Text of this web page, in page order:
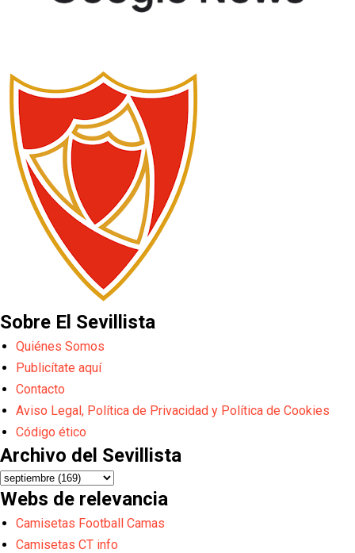
Sobre El Sevillista
Quiénes Somos
Publicítate aquí
Contacto
Aviso Legal, Política de Privacidad y Política de Cookies
Código ético
Archivo del Sevillista
Webs de relevancia
Camisetas Football Camas
Camisetas CT info